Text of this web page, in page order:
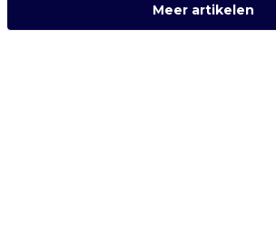
Meer artikelen